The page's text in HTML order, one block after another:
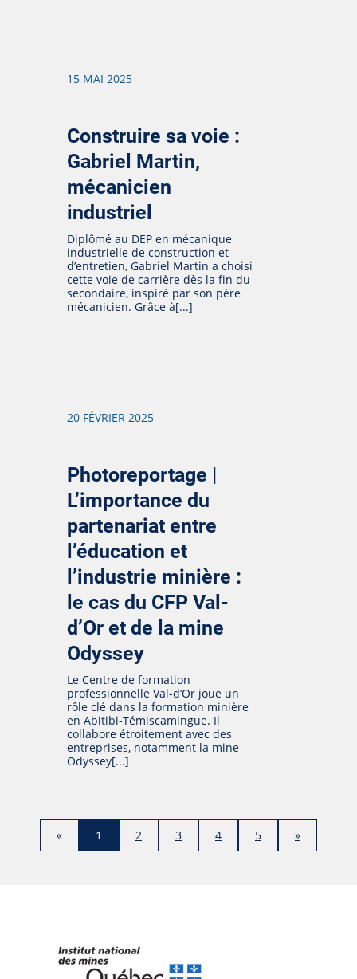
15 MAI 2025
Construire sa voie :
Gabriel Martin,
mécanicien
industriel
Diplômé au DEP en mécanique
industrielle de construction et
d’entretien, Gabriel Martin a choisi
cette voie de carrière dès la fin du
secondaire, inspiré par son père
mécanicien. Grâce à[...]
20 FÉVRIER 2025
Photoreportage |
L’importance du
partenariat entre
l’éducation et
l’industrie minière :
le cas du CFP Val-
d’Or et de la mine
Odyssey
Le Centre de formation
professionnelle Val-d’Or joue un
rôle clé dans la formation minière
en Abitibi-Témiscamingue. Il
collabore étroitement avec des
entreprises, notamment la mine
Odyssey[...]
« 1 2 3 4 5 »